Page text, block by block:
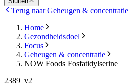
Terug naar Geheugen & concentratie
Home
Gezondheidsdoel
Focus
Geheugen & concentratie
NOW Foods Fosfatidylserine
2389_v2